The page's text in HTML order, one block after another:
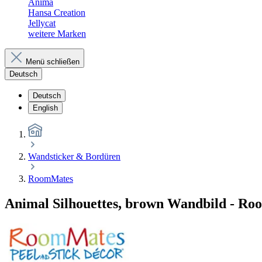
Anima
Hansa Creation
Jellycat
weitere Marken
Menü schließen
Deutsch
Deutsch
English
Wandsticker & Bordüren
RoomMates
Animal Silhouettes, brown Wandbild -